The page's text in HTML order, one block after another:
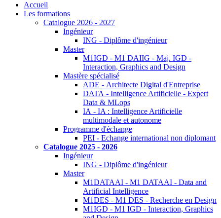
Accueil
Les formations
Catalogue 2026 - 2027
Ingénieur
ING - Diplôme d'ingénieur
Master
M1IGD - M1 DAIIG - Maj. IGD -
Interaction, Graphics and Design
Mastère spécialisé
ADE - Architecte Digital d'Entreprise
DATA - Intelligence Artificielle - Expert
Data & MLops
IA - IA : Intelligence Artificielle
multimodale et autonome
Programme d'échange
PEI - Echange international non diplomant
Catalogue 2025 - 2026
Ingénieur
ING - Diplôme d'ingénieur
Master
M1DATAAI - M1 DATAAI - Data and
Artificial Intelligence
M1DES - M1 DES - Recherche en Design
M1IGD - M1 IGD - Interaction, Graphics